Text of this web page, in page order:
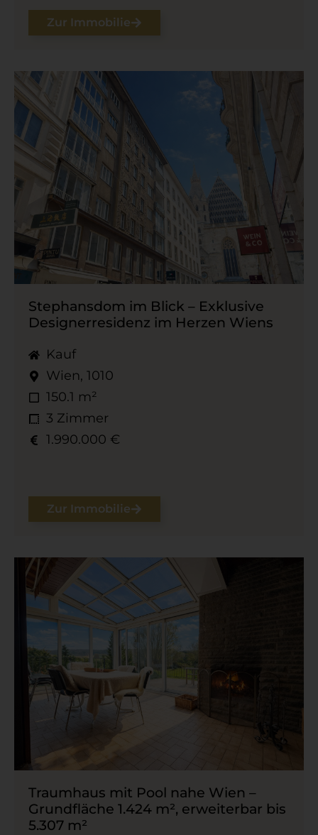
Zur Immobilie
Stephansdom im Blick – Exklusive
Designerresidenz im Herzen Wiens
Kauf
Wien, 1010
150.1 m²
3 Zimmer
1.990.000 €
Zur Immobilie
Traumhaus mit Pool nahe Wien –
Grundfläche 1.424 m², erweiterbar bis
5.307 m²